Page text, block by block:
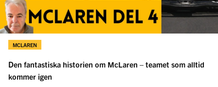
MCLAREN
Den fantastiska historien om McLaren – teamet som alltid
kommer igen